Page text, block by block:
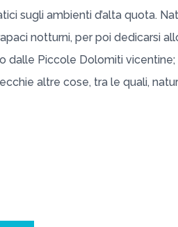
sugli ambienti d’alta quota.
notturni, per poi dedicarsi
dalle Piccole Dolomiti
altre cose, tra le quali,